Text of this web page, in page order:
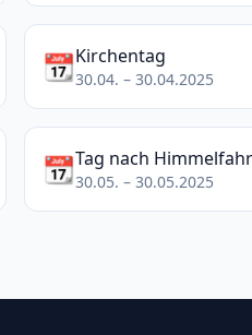
📆Kirchentag
30.04. – 30.04.2025
📆Tag nach
30.05. – 30.05.2025